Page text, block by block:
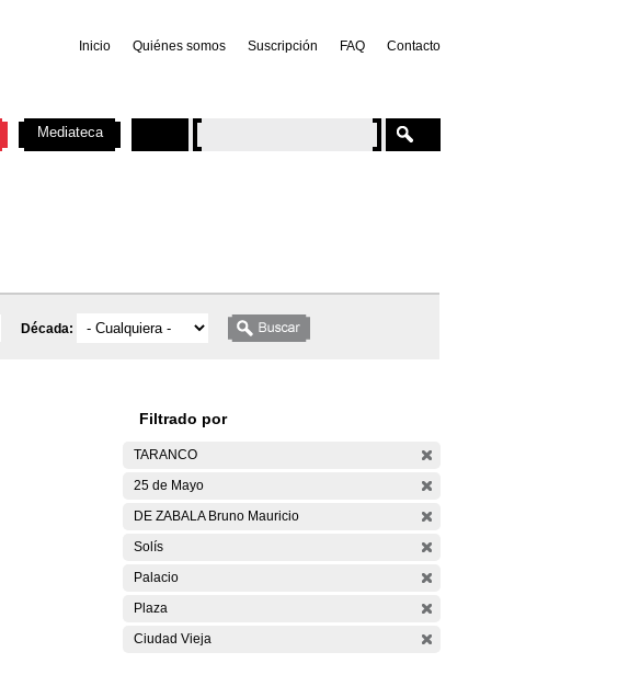
Inicio Quiénes somos Suscripción FAQ Contacto
Década:
Filtrado por
TARANCO
25 de Mayo
DE ZABALA Bruno Mauricio
Solís
Palacio
Plaza
Ciudad Vieja
Mediateca